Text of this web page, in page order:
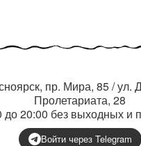
пр. Мира, 85 / ул.
Пролетариата, 28
до 20:00 без выходных и
Войти через Telegram